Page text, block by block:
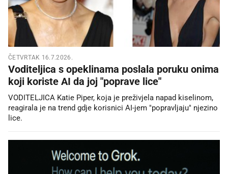
ČETVRTAK 16.7.2026.
Voditeljica s opeklinama poslala poruku onima
koji koriste AI da joj "poprave lice"
VODITELJICA Katie Piper, koja je preživjela napad kiselinom,
reagirala je na trend gdje korisnici AI-jem "popravljaju" njezino
lice.